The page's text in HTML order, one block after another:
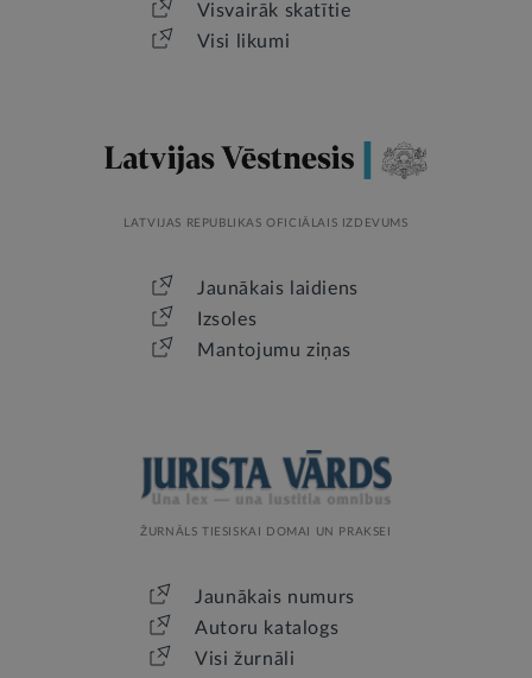
Visvairāk skatītie
Visi likumi
LATVIJAS REPUBLIKAS OFICIĀLAIS IZDEVUMS
Jaunākais laidiens
Izsoles
Mantojumu ziņas
ŽURNĀLS TIESISKAI DOMAI UN PRAKSEI
Jaunākais numurs
Autoru katalogs
Visi žurnāli